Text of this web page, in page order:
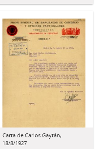
Carta de Carlos Gaytán,
18/8/1927